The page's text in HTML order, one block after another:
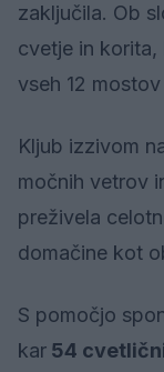
zaključila. Ob
cvetje in
vseh 12
Kljub izzivom
močnih vetrov
preživela
domačine kot
S pomočjo
kar 54